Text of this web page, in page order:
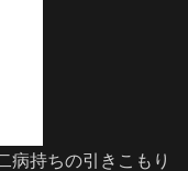
病持ちの引きこもり